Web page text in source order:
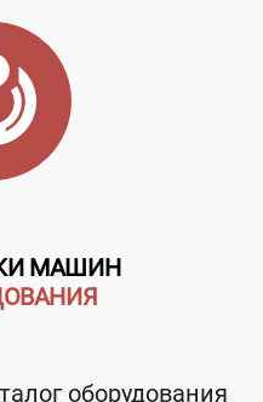
МАШИН
оборудования